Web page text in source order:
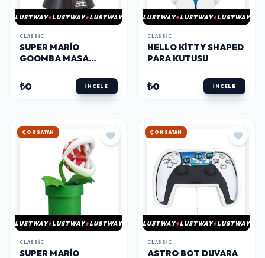
LUSTWAY LUSTWAY LUSTWAY
CLASSIC
SUPER MARIO
GOOMBA MASA
₺0 İNCELE
LUSTWAY LUSTWAY LUSTWAY
CLASSIC
HELLO KITTY SHAPED
PARA KUTUSU
₺0 İNCELE
HIZLI KARGO
LUSTWAY LUSTWAY LUSTWAY
CLASSIC
SUPER MARIO
HIZLI KARGO
LUSTWAY LUSTWAY LUSTWAY
CLASSIC
ASTRO BOT DUVARA